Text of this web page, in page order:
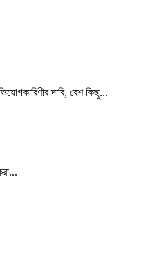
দাবি, বেশ কিছু...